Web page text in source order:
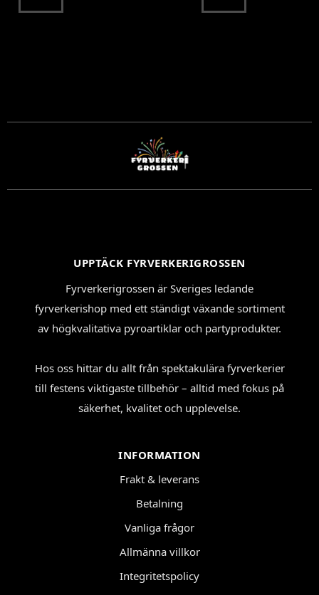
UPPTÄCK FYRVERKERIGROSSEN
Fyrverkerigrossen är Sveriges ledande
fyrverkerishop med ett ständigt växande sortiment
av högkvalitativa pyroartiklar och partyprodukter.
Hos oss hittar du allt från spektakulära fyrverkerier
till festens viktigaste tillbehör – alltid med fokus på
säkerhet, kvalitet och upplevelse.
INFORMATION
Frakt & leverans
Betalning
Vanliga frågor
Allmänna villkor
Integritetspolicy